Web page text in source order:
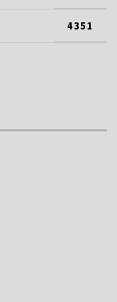
4351